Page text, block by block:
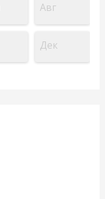
Авг
Дек